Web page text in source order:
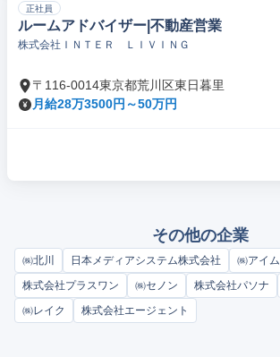
正社員
ルームアドバイザー|不動産営業
株式会社ＩＮＴＥＲ ＬＩＶＩＮＧ
〒116-0014東京都荒川区東日暮里
月給28万3500円～50万円
その他の企業
㈱北川 日本メディアシステム株式会社 ㈱アイム
株式会社プラスワン
㈱セノン 株式会社パソナ
㈱レイク
株式会社エージェント